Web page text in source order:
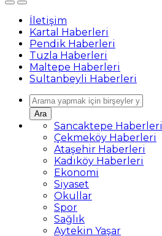
İletişim
Kartal Haberleri
Pendik Haberleri
Tuzla Haberleri
Maltepe Haberleri
Sultanbeyli Haberleri
Ara
Sancaktepe Haberleri
Çekmeköy Haberleri
Ataşehir Haberleri
Kadıköy Haberleri
Ekonomi
Siyaset
Okullar
Spor
Sağlık
Aytekin Yaşar